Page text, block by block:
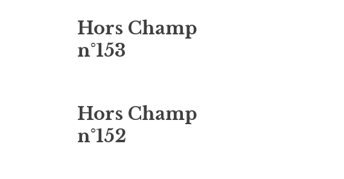
Hors Champ
n°153
Hors Champ
n°152